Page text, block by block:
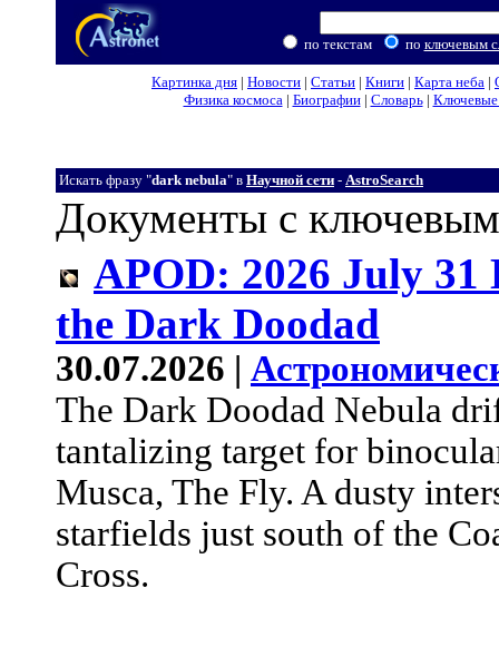
по текстам по ключевым
Картинка дня | Новости | Статьи | Книги | Карта неба |
Физика космоса| Биографии| Словарь| Ключевые
Искать фразу "dark nebula" в Научной сети - AstroSearch
Документы с
APOD: 2026 July 31
the Dark Doodad
30.07.2026 |
The Dark Doodad Nebula
tantalizing target for
Musca, The Fly. A dusty
starfields just south of the
Cross.